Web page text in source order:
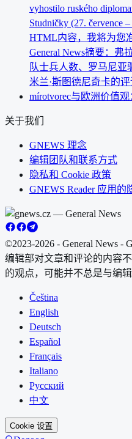
vyhostilo ruského
Studničky (27. července
HTML内容，我将为您
General News摘要：弗
队士兵人数、罗马尼亚
米兰·斯图德尼奇卡的
mírotvorec与欧洲价值
关于我们
GNEWS 理念
编辑团队和联系方式
隐私和 Cookie 政策
GNEWS Reader 应用的
©2023-2026 - General News -
编辑部对文章和评论的内容
的观点，可能并不总是与编辑
Čeština
English
Deutsch
Español
Français
Italiano
Русский
中文
Cookie 设置